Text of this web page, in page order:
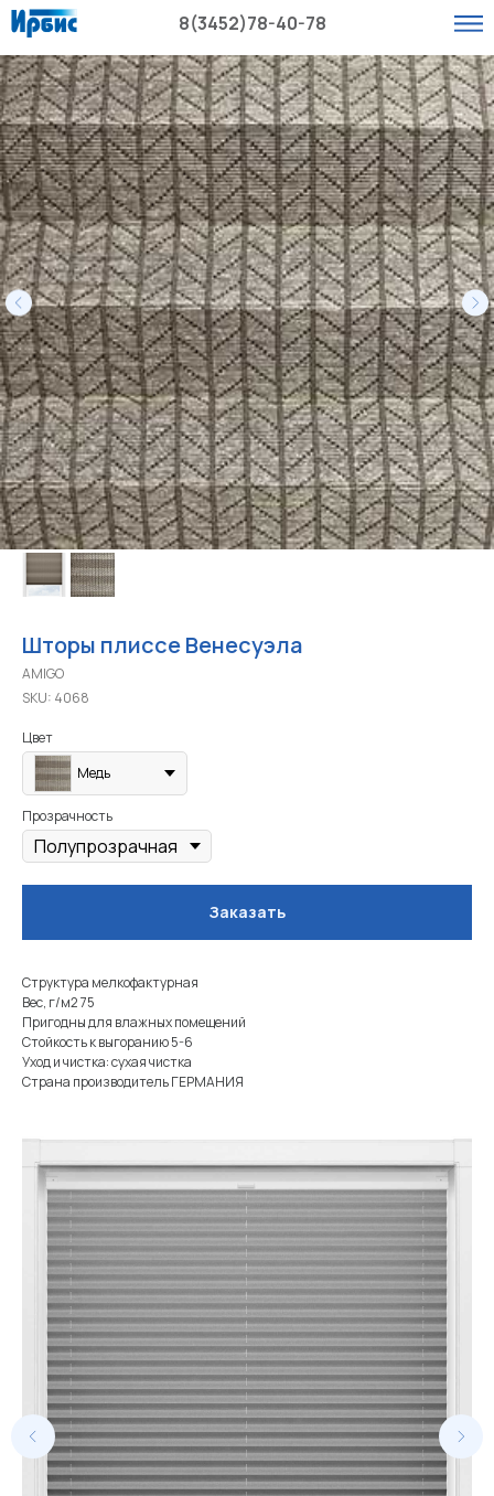
8(3452)78-40-78
Шторы плиссе Венесуэла
AMIGO
SKU: 4068
Цвет
Медь
Прозрачность
Заказать
Структура мелкофактурная
Вес, г/м2 75
Пригодны для влажных помещений
Стойкость к выгоранию 5-6
Уход и чистка: сухая чистка
Страна производитель ГЕРМАНИЯ